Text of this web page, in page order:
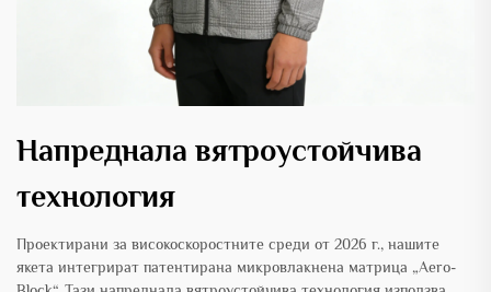
Напреднала вятроустойчива
технология
Проектирани за високоскоростните среди от 2026 г., нашите
якета интегрират патентирана микровлакнена матрица „Aero-